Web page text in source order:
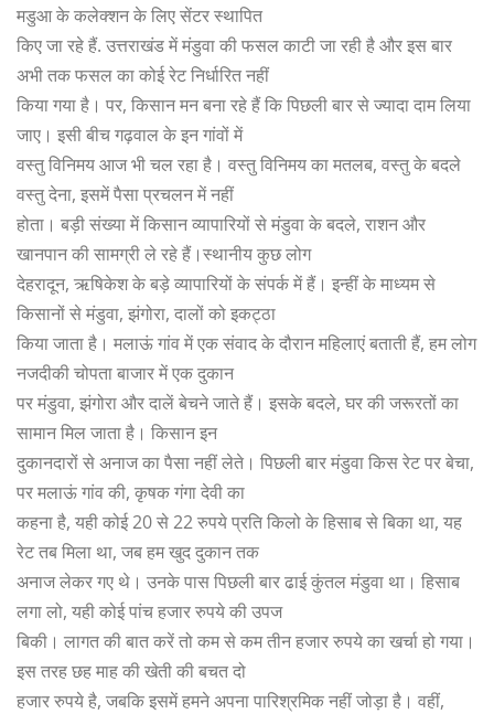
मडुआ के कलेक्शन के लिए सेंटर स्थापित
किए जा रहे हैं. उत्तराखंड में मंडुवा की फसल काटी जा रही है और इस बार
अभी तक फसल का कोई रेट निर्धारित नहीं
किया गया है। पर, किसान मन बना रहे हैं कि पिछली बार से ज्यादा दाम लिया
जाए। इसी बीच गढ़वाल के इन गांवों में
वस्तु विनिमय आज भी चल रहा है। वस्तु विनिमय का मतलब, वस्तु के बदले
वस्तु देना, इसमें पैसा प्रचलन में नहीं
होता। बड़ी संख्या में किसान व्यापारियों से मंडुवा के बदले, राशन और
खानपान की सामग्री ले रहे हैं।स्थानीय कुछ लोग
देहरादून, ऋषिकेश के बड़े व्यापारियों के संपर्क में हैं। इन्हीं के माध्यम से
किसानों से मंडुवा, झंगोरा, दालों को इकट्ठा
किया जाता है। मलाऊं गांव में एक संवाद के दौरान महिलाएं बताती हैं, हम लोग
नजदीकी चोपता बाजार में एक दुकान
पर मंडुवा, झंगोरा और दालें बेचने जाते हैं। इसके बदले, घर की जरूरतों का
सामान मिल जाता है। किसान इन
दुकानदारों से अनाज का पैसा नहीं लेते। पिछली बार मंडुवा किस रेट पर बेचा,
पर मलाऊं गांव की, कृषक गंगा देवी का
कहना है, यही कोई 20 से 22 रुपये प्रति किलो के हिसाब से बिका था, यह
रेट तब मिला था, जब हम खुद दुकान तक
अनाज लेकर गए थे। उनके पास पिछली बार ढाई कुंतल मंडुवा था। हिसाब
लगा लो, यही कोई पांच हजार रुपये की उपज
बिकी। लागत की बात करें तो कम से कम तीन हजार रुपये का खर्चा हो गया।
इस तरह छह माह की खेती की बचत दो
हजार रुपये है, जबकि इसमें हमने अपना पारिश्रमिक नहीं जोड़ा है। वहीं,